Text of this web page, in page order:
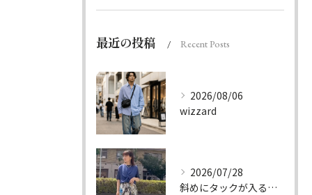
最近の投稿 Recent Posts
2026/08/06
wizzard
2026/07/28
斜めにタックが入る事でスカートに綺麗な流れができ、品の良さを...